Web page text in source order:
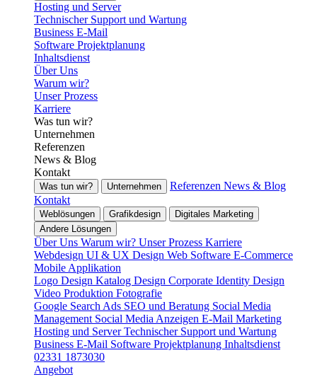
Hosting und Server
Technischer Support und Wartung
Business E-Mail
Software Projektplanung
Inhaltsdienst
Über Uns
Warum wir?
Unser Prozess
Karriere
Was tun wir?
Unternehmen
Referenzen
News & Blog
Kontakt
Was tun wir? Unternehmen Referenzen News & Blog
Kontakt
Weblösungen Grafikdesign
Digitales Marketing
Andere Lösungen
Über Uns Warum wir? Unser Prozess Karriere
Webdesign UI & UX Design Web Software E-Commerce
Mobile Applikation
Logo Design Katalog Design Corporate Identity Design
Video Produktion Fotografie
Google Search Ads SEO und Beratung Social Media
Management Social Media Anzeigen E-Mail Marketing
Hosting und ServerTechnischer Support und Wartung
Business E-Mail Software Projektplanung Inhaltsdienst
02331 1873030
Angebot